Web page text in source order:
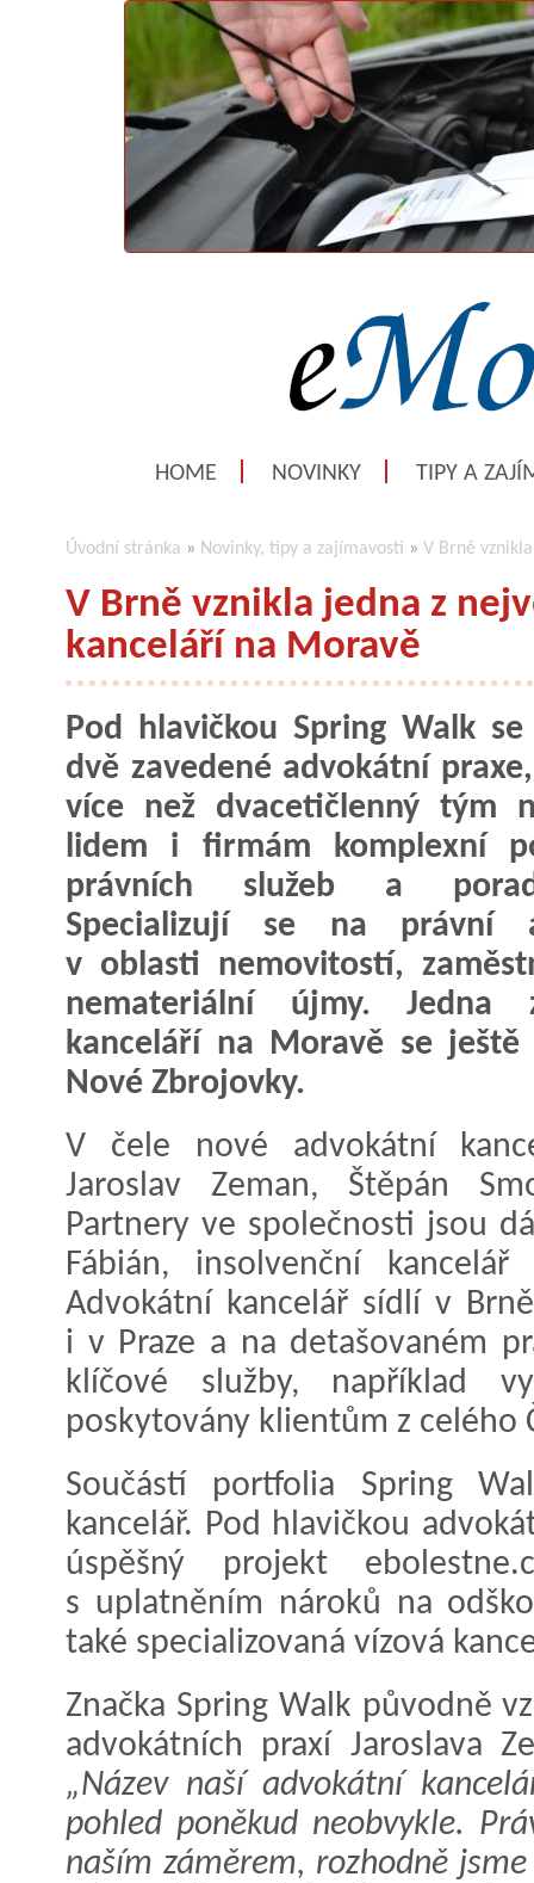
HOME NOVINKY TIPY A
Úvodní stránka » Novinky, tipy a zajímavosti » V Brně
V Brně vznikla jedna z
kanceláří na Moravě
Pod hlavičkou Spring Walk
dvě zavedené advokátní
více než dvacetičlenný tým
lidem i firmám komplexní
právních služeb a
Specializují se na právní
v oblasti nemovitostí,
nemateriální újmy. Jedna
kanceláří na Moravě se
Nové Zbrojovky.
V čele nové advokátní
Jaroslav Zeman, Štěpán
Partnery ve společnosti jsou
Fábián, insolvenční
Advokátní kancelář sídlí v
i v Praze a na detašovaném
klíčové služby, například
poskytovány klientům z celého
Součástí portfolia Spring
kancelář. Pod hlavičkou
úspěšný projekt
s uplatněním nároků na
také specializovaná vízová
Značka Spring Walk původně
advokátních praxí Jaroslava
„Název naší advokátní
pohled poněkud neobvykle.
naším záměrem, rozhodně